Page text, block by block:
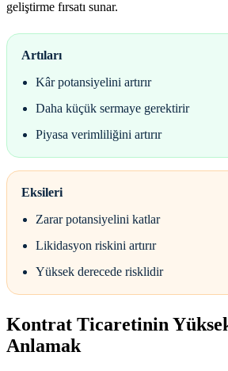
geliştirme fırsatı sunar.
Artıları
Kâr potansiyelini artırır
Daha küçük sermaye gerektirir
Piyasa verimliliğini artırır
Eksileri
Zarar potansiyelini katlar
Likidasyon riskini artırır
Yüksek derecede risklidir
Kontrat Ticaretinin
Anlamak